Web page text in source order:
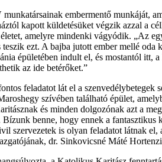
embermentő munkáját,
kapott küldetésüket végzik azzal a
amelyre mindenki vágyódik. „Az
ezt. A bajba jutott ember mellé
épületében indult el, és mostantól itt,
az ide betérőket.”
feladatot lát el a
szívében található épület,
és minden dolgozónak azt a
benne, hogy ennek a
szervezetek is olyan feladatot látnak
dr. Sinkovicsné Máté